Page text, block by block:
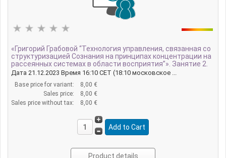
«Григорий Грабовой “Технология управления, связанная со
структуризацией Сознания на принципах концентрации на
рассеянных системах в области восприятия”». Занятие 2.
Дата 21.12.2023 Время 16:10 CET (18:10 московское ...
Base price for variant:
8,00 €
Sales price:
8,00 €
Sales price without tax:
8,00 €
Product details